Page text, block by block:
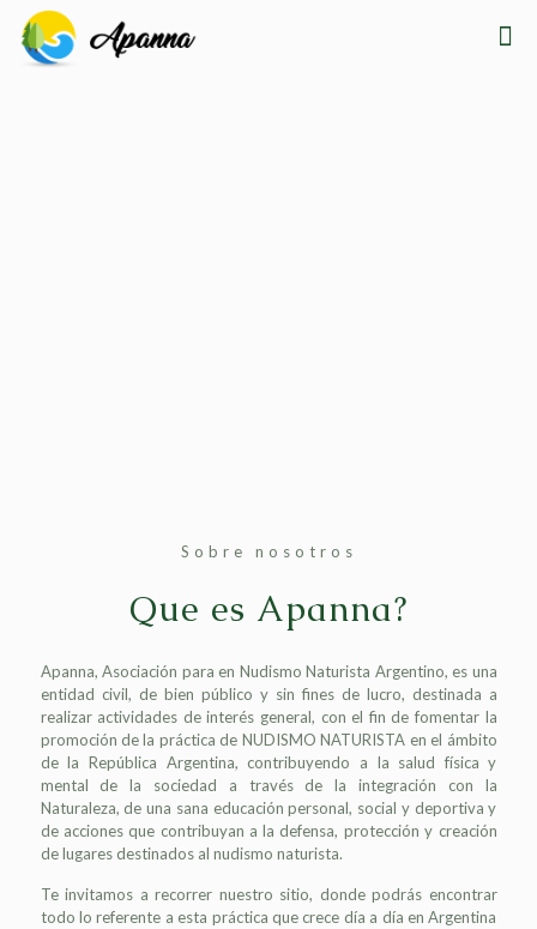
Sobre nosotros
Que es Apanna?
Apanna, Asociación para en Nudismo Naturista Argentino, es una
entidad civil, de bien público y sin fines de lucro, destinada a
realizar actividades de interés general, con el fin de fomentar la
promoción de la práctica de NUDISMO NATURISTA en el ámbito
de la República Argentina, contribuyendo a la salud física y
mental de la sociedad a través de la integración con la
Naturaleza, de una sana educación personal, social y deportiva y
de acciones que contribuyan a la defensa, protección y creación
de lugares destinados al nudismo naturista.
Te invitamos a recorrer nuestro sitio, donde podrás encontrar
todo lo referente a esta práctica que crece día a día en Argentina